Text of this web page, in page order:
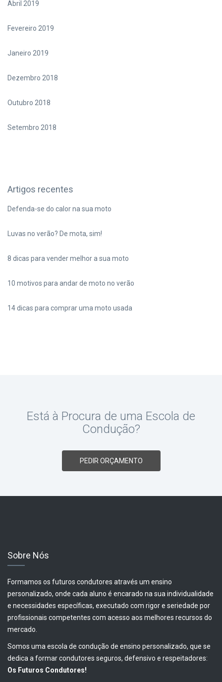
Abril 2019
Fevereiro 2019
Janeiro 2019
Dezembro 2018
Outubro 2018
Setembro 2018
Artigos recentes
Defenda-se do calor na sua moto
Luvas no verão? De mota, sim!
8 dicas para vender melhor a sua moto
10 motivos para andar de moto no verão
14 dicas para comprar uma moto usada
Está à Procura de uma Escola de
Condução?
PEDIR ORÇAMENTO
Sobre Nós
Formamos os futuros condutores através um ensino
personalizado, onde cada aluno é encarado na sua individualidade
e necessidades específicas, executado com rigor e seriedade por
profissionais competentes com acesso aos melhores recursos do
mercado.
Somos uma escola de condução de ensino personalizado, que se
dedica a formar condutores seguros, defensivo e respeitadores:
Os Futuros Condutores!